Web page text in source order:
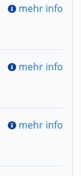
mehr info
mehr info
mehr info